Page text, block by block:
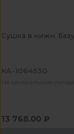
Сушка в нижн.
КА-1064530
На центральном
13 768.00 ₽